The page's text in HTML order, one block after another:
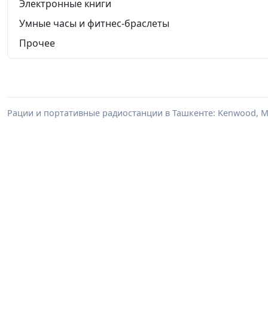
Электронные книги
Умные часы и фитнес-браслеты
Прочее
Рации и портативные радиостанции в Ташкенте: Kenwood,